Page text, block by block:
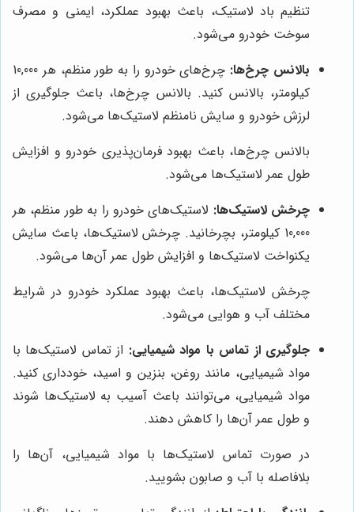
تنظیم باد لاستیک، باعث بهبود عملکرد، ایمنی و مصرف
سوخت خودرو می‌شود.
بالانس چرخ‌ها:
چرخ‌های خودرو را به طور منظم، هر 10,000
کیلومتر، بالانس کنید. بالانس چرخ‌ها، باعث جلوگیری از
لرزش خودرو و سایش نامنظم لاستیک‌ها می‌شود.
بالانس چرخ‌ها، باعث بهبود فرمان‌پذیری خودرو و افزایش
طول عمر لاستیک‌ها می‌شود.
چرخش لاستیک‌ها: لاستیک‌های خودرو را به طور منظم، هر
10,000 کیلومتر، بچرخانید. چرخش لاستیک‌ها، باعث سایش
یکنواخت لاستیک‌ها و افزایش طول عمر آن‌ها می‌شود.
چرخش لاستیک‌ها، باعث بهبود عملکرد خودرو در شرایط
مختلف آب و هوایی می‌شود.
جلوگیری از تماس با مواد شیمیایی: از تماس لاستیک‌ها با
مواد شیمیایی، مانند روغن، بنزین و اسید، خودداری کنید.
مواد شیمیایی، می‌توانند باعث آسیب به لاستیک‌ها شوند
و طول عمر آن‌ها را کاهش دهند.
در صورت تماس لاستیک‌ها با مواد شیمیایی، آن‌ها را
بلافاصله با آب و صابون بشویید.